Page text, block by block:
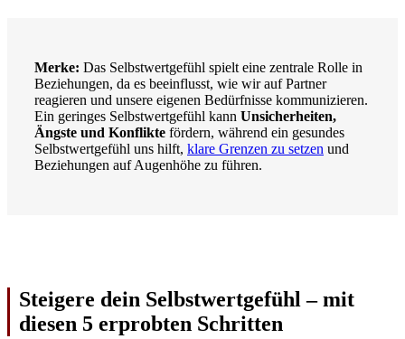
Merke: Das Selbstwertgefühl spielt eine zentrale Rolle in
Beziehungen, da es beeinflusst, wie wir auf Partner
reagieren und unsere eigenen Bedürfnisse kommunizieren.
Ein geringes Selbstwertgefühl kann Unsicherheiten,
Ängste und Konflikte fördern, während ein gesundes
Selbstwertgefühl uns hilft, klare Grenzen zu setzen und
Beziehungen auf Augenhöhe zu führen.
Steigere dein Selbstwertgefühl – mit
diesen 5 erprobten Schritten